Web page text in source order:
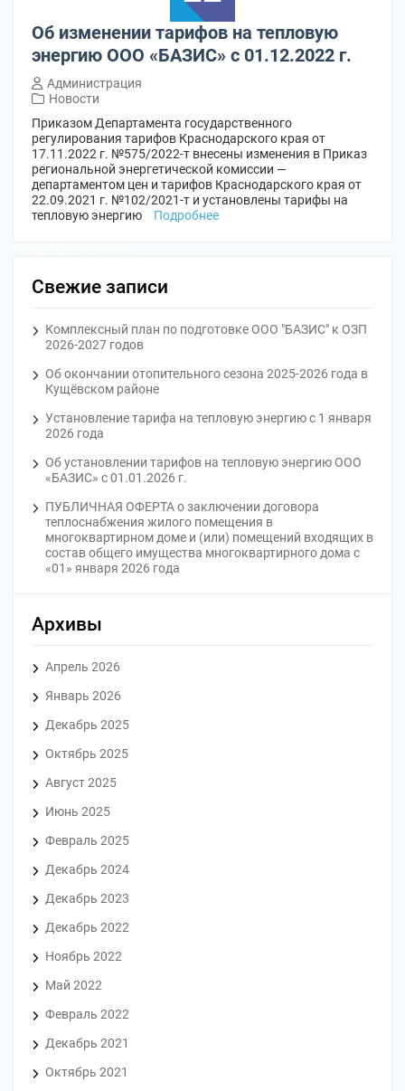
Об изменении тарифов на тепловую
энергию ООО «БАЗИС» с 01.12.2022 г.
Администрация
Новости
Приказом Департамента государственного
регулирования тарифов Краснодарского края от
17.11.2022 г. №575/2022-т внесены изменения в Приказ
региональной энергетической комиссии —
департаментом цен и тарифов Краснодарского края от
22.09.2021 г. №102/2021-т и установлены тарифы на
тепловую энергию
Подробнее
записям
Свежие записи
Комплексный план по подготовке ООО "БАЗИС" к ОЗП
2026-2027 годов
Об окончании отопительного сезона 2025-2026 года в
Кущёвском районе
Установление тарифа на тепловую энергию с 1 января
2026 года
Об установлении тарифов на тепловую энергию ООО
«БАЗИС» с 01.01.2026 г.
ПУБЛИЧНАЯ ОФЕРТА o заключении договора
теплоснабжения жилого помещения в
многоквартирном доме и (или) помещений входящих в
состав общего имущества многоквартирного дома с
«01» января 2026 года
Архивы
Апрель 2026
Январь 2026
Декабрь 2025
Октябрь 2025
Август 2025
Июнь 2025
Февраль 2025
Декабрь 2024
Декабрь 2023
Декабрь 2022
Ноябрь 2022
Май 2022
Февраль 2022
Декабрь 2021
Октябрь 2021